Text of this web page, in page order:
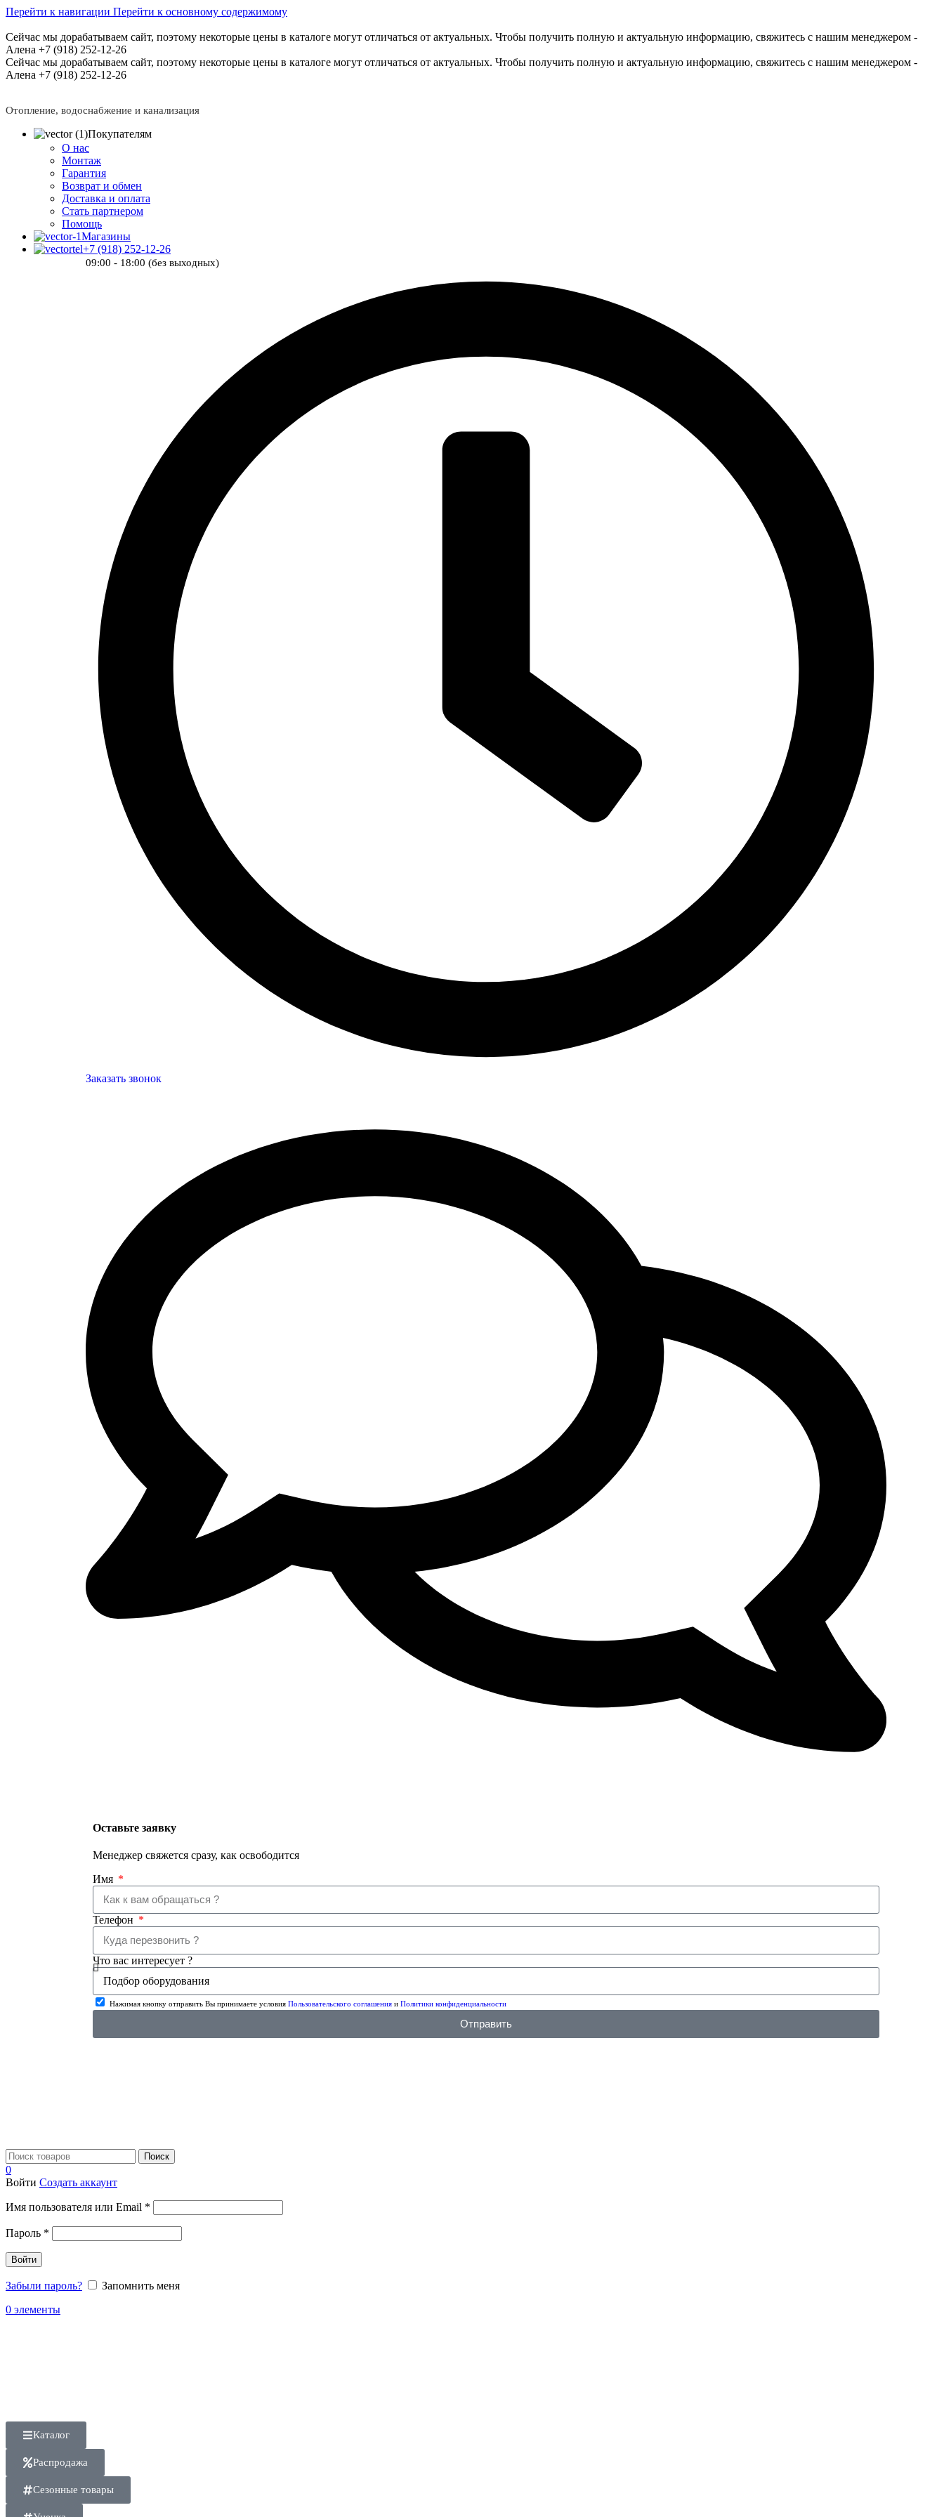
Перейти к навигации Перейти к основному содержимому
Сейчас мы дорабатываем сайт, поэтому некоторые цены в каталоге могут отличаться от актуальных. Чтобы получить полную и актуальную информацию, свяжитесь с нашим менеджером -
Алена +7 (918) 252-12-26
Сейчас мы дорабатываем сайт, поэтому некоторые цены в каталоге могут отличаться от актуальных. Чтобы получить полную и актуальную информацию, свяжитесь с нашим менеджером -
Алена +7 (918) 252-12-26
Отопление, водоснабжение и канализация
Покупателям
О нас
Монтаж
Гарантия
Возврат и обмен
Доставка и оплата
Стать партнером
Помощь
Магазины
+7 (918) 252-12-26
09:00 - 18:00 (без выходных)
Заказать звонок
Оставьте заявку
Менеджер свяжется сразу, как освободится
Имя
Телефон
Что вас интересует ?
Нажимая кнопку отправить Вы принимаете условия Пользовательского соглашения и Политики конфиденциальности
Отправить
Поиск
0
Войти Создать аккаунт
Имя пользователя или Email *
Пароль *
Войти
Забыли пароль?
Запомнить меня
0 элементы
Каталог
Распродажа
Сезонные товары